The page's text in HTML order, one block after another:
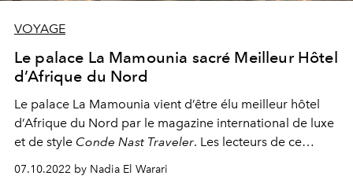
VOYAGE
Le palace La Mamounia sacré Meilleur Hôtel
d’Afrique du Nord
Le palace La Mamounia vient d’être élu meilleur hôtel
d’Afrique du Nord par le magazine international de luxe
et de style Conde Nast Traveler. Les lecteurs de ce
prestigieux magazine ont voté et hissé cet hôtel
mythique de Marrakech, au premier rang avec un score
07.10.2022 by Nadia El Warari